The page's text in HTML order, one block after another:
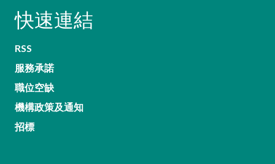
快速連結
RSS
服務承諾
職位空缺
機構政策及通知
招標